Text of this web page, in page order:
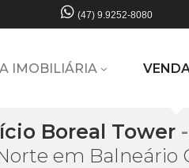
(47) 9.9252-8080
A IMOBILIÁRIA
Boreal Tower
em Balneário